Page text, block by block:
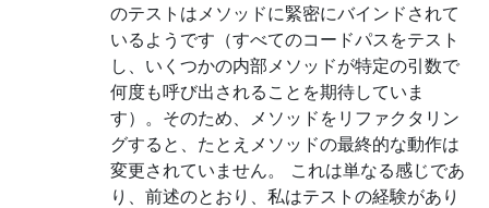
のテストはメソッドに緊密にバインドされて
いるようです（すべてのコードパスをテスト
し、いくつかの内部メソッドが特定の引数で
何度も呼び出されることを期待していま
す）。そのため、メソッドをリファクタリン
グすると、たとえメソッドの最終的な動作は
変更されていません。 これは単なる感じであ
り、前述のとおり、私はテストの経験があり